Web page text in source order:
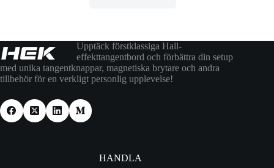
Upptäck förstklassiga Hall-
effekttangentbord och förbättra din setup
med unika tangentknappar, magnetiska brytare och andra
tillbehör för en verkligt personlig upplevelse!
HANDLA